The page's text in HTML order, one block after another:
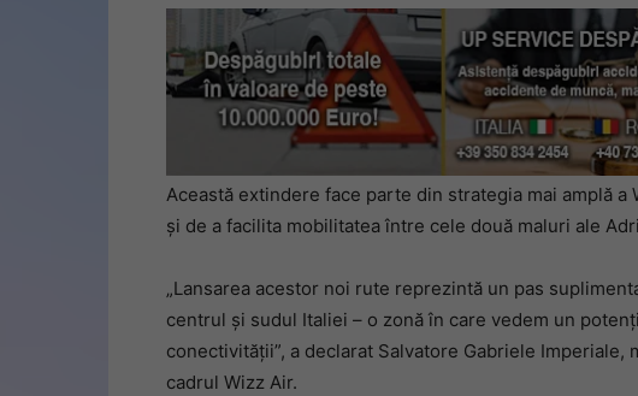
Această extindere face parte din strategia mai amplă
și de a facilita mobilitatea între cele două maluri ale
„Lansarea acestor noi rute reprezintă un pas
centrul și sudul Italiei – o zonă în care vedem un
conectivității”, a declarat Salvatore Gabriele
cadrul Wizz Air.